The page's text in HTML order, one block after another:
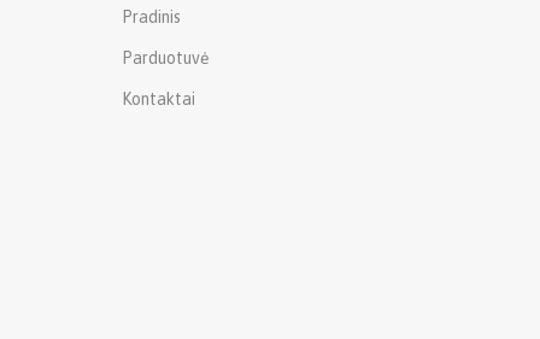
Pradinis
Parduotuvė
Kontaktai